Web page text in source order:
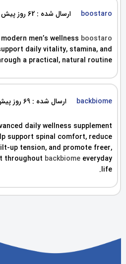
boostaro ارسال شده : 62 روز پیش
men’s wellness boostaro
daily vitality, stamina, and
a practical, natural routine.
backbiome ارسال شده : 69 روز پیش
daily wellness supplement
support spinal comfort, reduce
up tension, and promote freer,
throughout backbiome everyday
life.